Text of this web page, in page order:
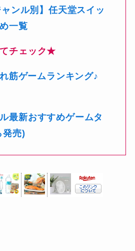
ャンル別】任天堂スイッ
一覧
チェック★
筋ゲームランキング♪
最新おすすめゲームタ
発売)